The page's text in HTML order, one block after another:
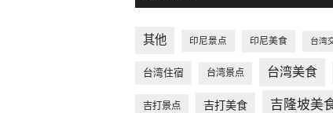
其他 印尼景点 印尼美食 台湾
台湾住宿 台湾景点 台湾美食
吉打景点 吉打美食 吉隆坡美